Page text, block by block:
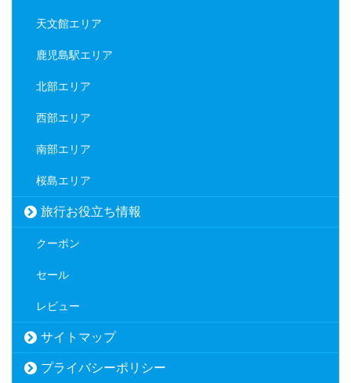
天文館エリア
鹿児島駅エリア
北部エリア
西部エリア
南部エリア
桜島エリア
旅行お役立ち情報
クーポン
セール
レビュー
サイトマップ
プライバシーポリシー